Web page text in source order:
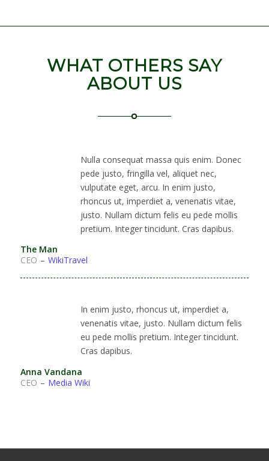
WHAT OTHERS SAY
ABOUT US
Nulla consequat massa quis enim. Donec
pede justo, fringilla vel, aliquet nec,
vulputate eget, arcu. In enim justo,
rhoncus ut, imperdiet a, venenatis vitae,
justo. Nullam dictum felis eu pede mollis
pretium. Integer tincidunt. Cras dapibus.
The Man
CEO – WikiTravel
In enim justo, rhoncus ut, imperdiet a,
venenatis vitae, justo. Nullam dictum felis
eu pede mollis pretium. Integer tincidunt.
Cras dapibus.
Anna Vandana
CEO – Media Wiki